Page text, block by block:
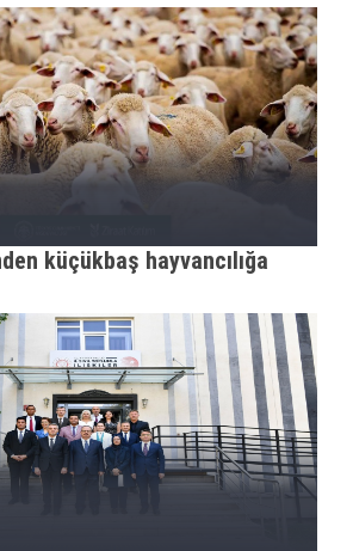
küçükbaş hayvancılığa